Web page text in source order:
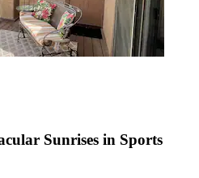
Sunrises in Sports